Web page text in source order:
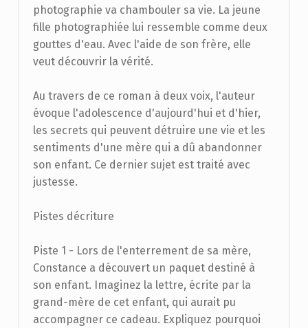
photographie va chambouler sa vie. La jeune
fille photographiée lui ressemble comme deux
gouttes d'eau. Avec l'aide de son frère, elle
veut découvrir la vérité.
Au travers de ce roman à deux voix, l'auteur
évoque l'adolescence d'aujourd'hui et d'hier,
les secrets qui peuvent détruire une vie et les
sentiments d'une mère qui a dû abandonner
son enfant. Ce dernier sujet est traité avec
justesse.
Pistes décriture
Piste 1 - Lors de l'enterrement de sa mère,
Constance a découvert un paquet destiné à
son enfant. Imaginez la lettre, écrite par la
grand-mère de cet enfant, qui aurait pu
accompagner ce cadeau. Expliquez pourquoi